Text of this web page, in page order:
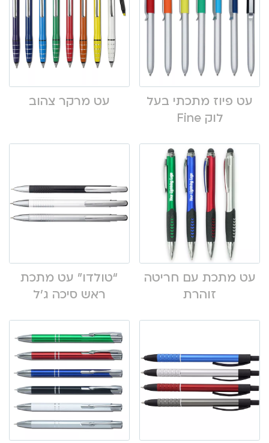
עט פיוז מתכתי בעל
לוק Fine
עט מרקר צהוב
עט מתכת עם חריטה
זוהרת
“טולדו” עט מתכת
ראש סיכה ג’ל